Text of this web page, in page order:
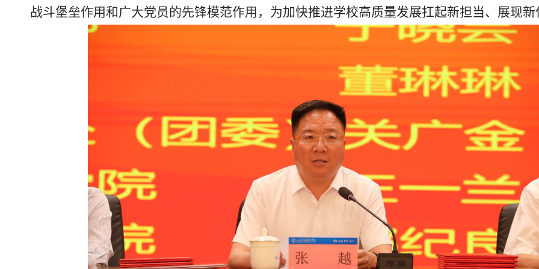
战斗堡垒作用和广大党员的先锋模范作用，为加快推进学校高质量发展扛起新担当、展现新